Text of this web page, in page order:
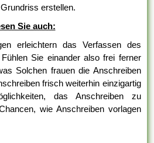
erstellen.
Sie auch:
erleichtern das Verfassen des
Sie einander also frei ferner
Solchen frauen die Anschreiben
frisch weiterhin einzigartig
das Anschreiben zu
wie Anschreiben vorlagen